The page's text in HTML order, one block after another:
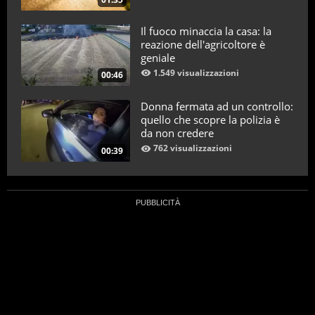
00:46
Il fuoco minaccia la casa: la
reazione dell'agricoltore è
geniale
1.549 visualizzazioni
00:39
Donna fermata ad un controllo:
quello che scopre la polizia è
da non credere
762 visualizzazioni